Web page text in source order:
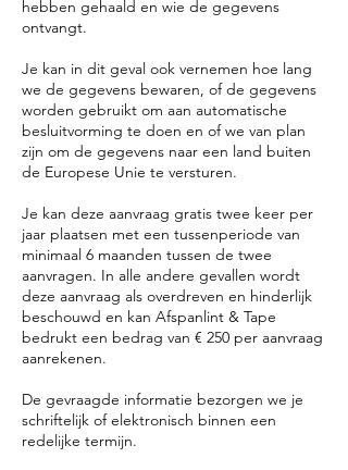
hebben gehaald en wie de gegevens
ontvangt.
Je kan in dit geval ook vernemen hoe lang
we de gegevens bewaren, of de gegevens
worden gebruikt om aan automatische
besluitvorming te doen en of we van plan
zijn om de gegevens naar een land buiten
de Europese Unie te versturen.
Je kan deze aanvraag gratis twee keer per
jaar plaatsen met een tussenperiode van
minimaal 6 maanden tussen de twee
aanvragen. In alle andere gevallen wordt
deze aanvraag als overdreven en hinderlijk
beschouwd en kan Afspanlint & Tape
bedrukt een bedrag van € 250 per aanvraag
aanrekenen.
De gevraagde informatie bezorgen we je
schriftelijk of elektronisch binnen een
redelijke termijn.